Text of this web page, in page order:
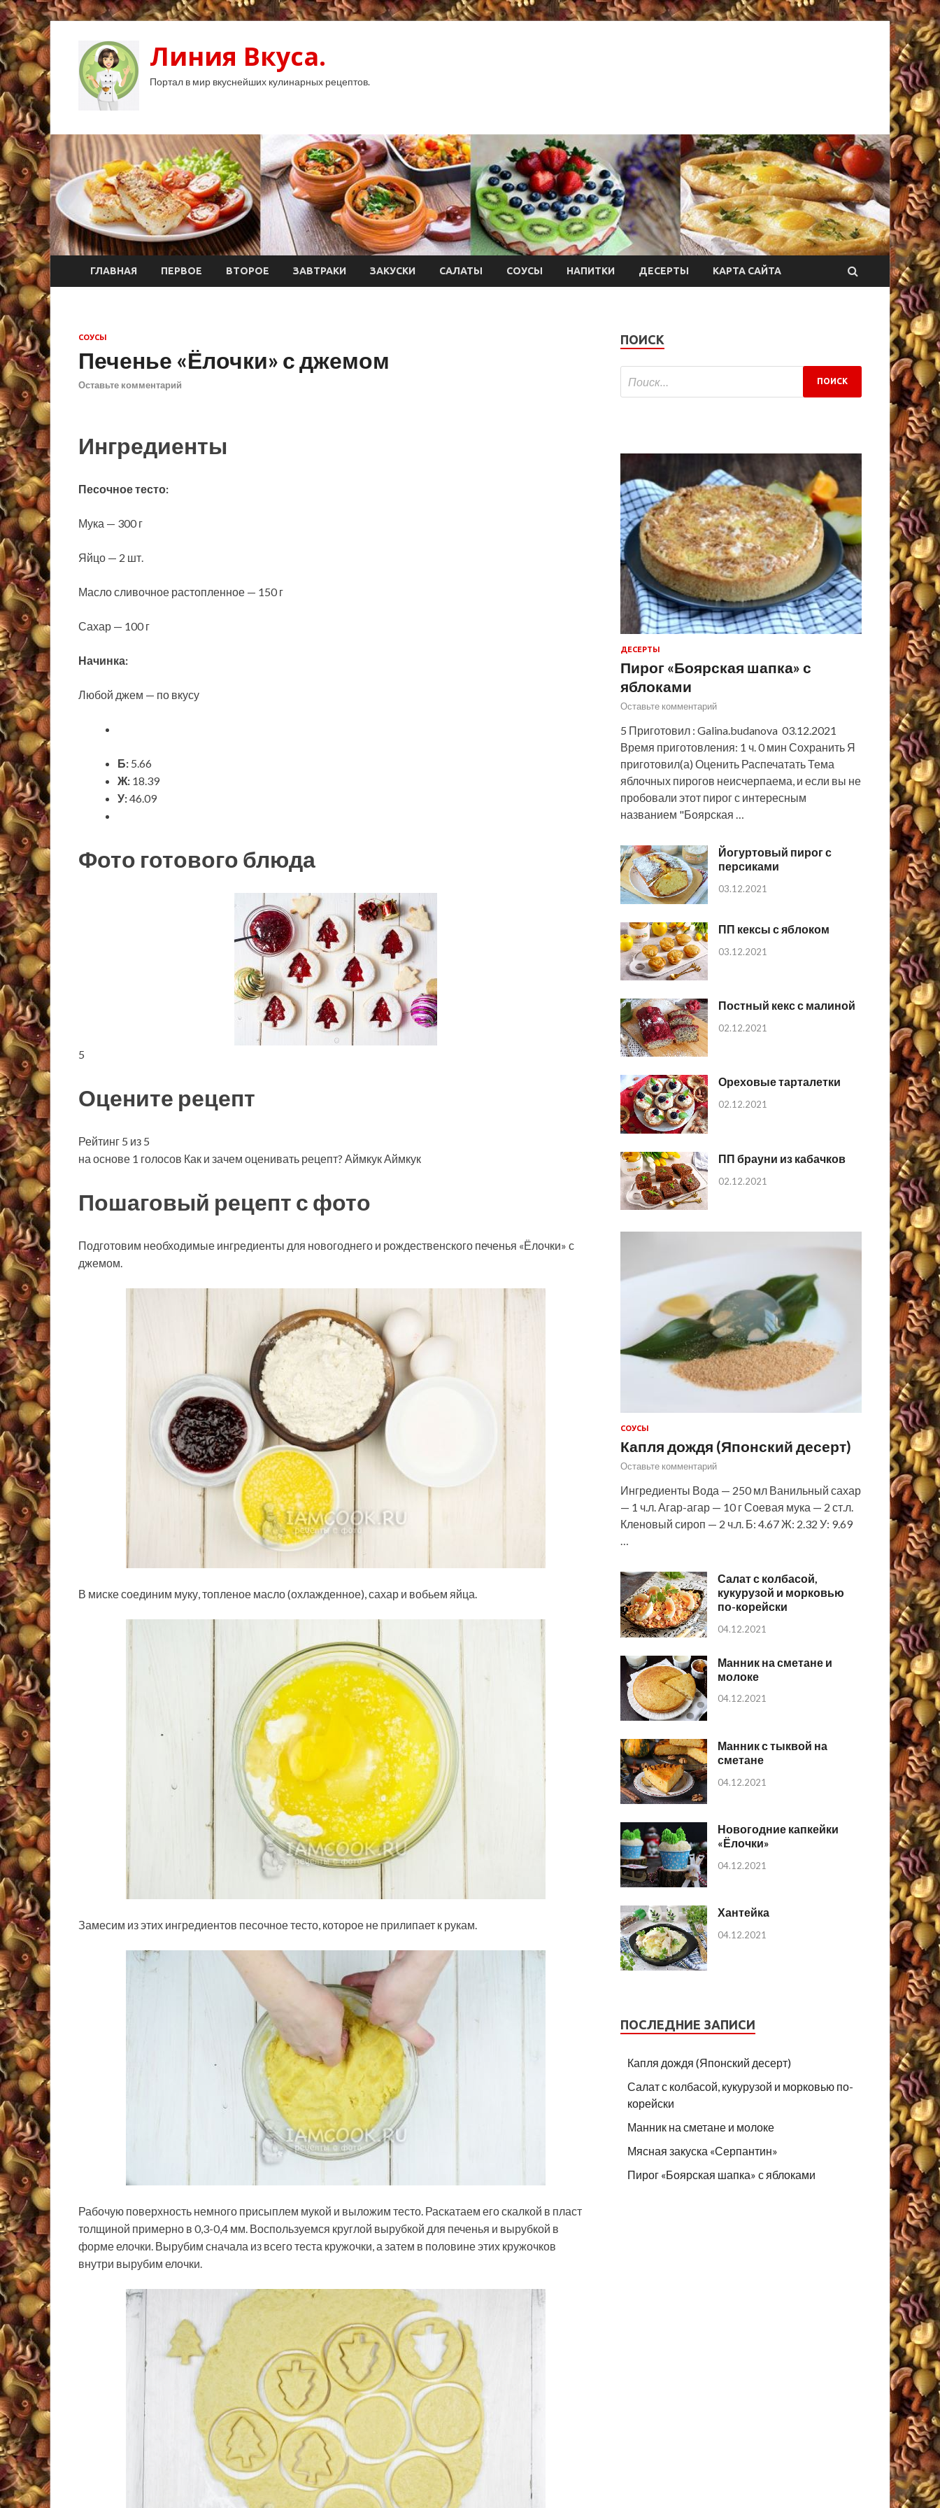
Линия Вкуса.
Портал в мир вкуснейших кулинарных рецептов.
ГЛАВНАЯ ПЕРВОЕ ВТОРОЕ ЗАВТРАКИ ЗАКУСКИ САЛАТЫ СОУСЫ НАПИТКИ ДЕСЕРТЫ КАРТА САЙТА
СОУСЫ
Печенье «Ёлочки» с джемом
Оставьте комментарий
Ингредиенты
Песочное тесто:
Мука — 300 г
Яйцо — 2 шт.
Масло сливочное растопленное — 150 г
Сахар — 100 г
Начинка:
Любой джем — по вкусу
Б: 5.66
Ж: 18.39
У:46.09
Фото готового блюда
5
Оцените рецепт
Рейтинг 5 из 5
на основе 1 голосов Как и зачем оценивать рецепт? Аймкук Аймкук
Пошаговый рецепт с фото
Подготовим необходимые ингредиенты для новогоднего и рождественского печенья «Ёлочки» с
джемом.
В миске соединим муку, топленое масло (охлажденное), сахар и вобьем яйца.
Замесим из этих ингредиентов песочное тесто, которое не прилипает к рукам.
Рабочую поверхность немного присыплем мукой и выложим тесто. Раскатаем его скалкой в пласт
толщиной примерно в 0,3-0,4 мм. Воспользуемся круглой вырубкой для печенья и вырубкой в
форме елочки. Вырубим сначала из всего теста кружочки, а затем в половине этих кружочков
внутри вырубим елочки.
ПОИСК
ДЕСЕРТЫ
Пирог «Боярская шапка» с
яблоками
Оставьте комментарий
5 Приготовил : Galina.budanova 03.12.2021
Время приготовления: 1 ч. 0 мин Сохранить Я
приготовил(а) Оценить Распечатать Тема
яблочных пирогов неисчерпаема, и если вы не
пробовали этот пирог с интересным
названием "Боярская …
Йогуртовый пирог с
персиками
03.12.2021
ПП кексы с яблоком
03.12.2021
Постный кекс с малиной
02.12.2021
Ореховые тарталетки
02.12.2021
ПП брауни из кабачков
02.12.2021
СОУСЫ
Капля дождя (Японский десерт)
Оставьте комментарий
Ингредиенты Вода — 250 мл Ванильный сахар
— 1 ч.л. Агар-агар — 10 г Соевая мука — 2 ст.л.
Кленовый сироп — 2 ч.л. Б: 4.67 Ж: 2.32 У: 9.69
…
Салат с колбасой,
кукурузой и морковью
по-корейски
04.12.2021
Манник на сметане и
молоке
04.12.2021
Манник с тыквой на
сметане
04.12.2021
Новогодние капкейки
«Ёлочки»
04.12.2021
Хантейка
04.12.2021
ПОСЛЕДНИЕ ЗАПИСИ
Капля дождя (Японский десерт)
Салат с колбасой, кукурузой и морковью по-
корейски
Манник на сметане и молоке
Мясная закуска «Серпантин»
Пирог «Боярская шапка» с яблоками